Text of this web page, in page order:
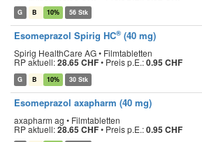
G B 10% 56 Stk
Esomeprazol Spirig HC® (40 mg)
Spirig HealthCare AG • Filmtabletten
RP aktuell:28.65 CHF• Preis p.E.:0.95 CHF
G B 10% 30 Stk
Esomeprazol axapharm (40 mg)
axapharm ag • Filmtabletten
RP aktuell:28.65 CHF• Preis p.E.:0.95 CHF